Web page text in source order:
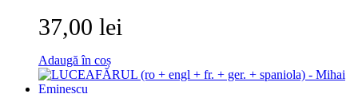
37,00 lei
Adaugă în coș